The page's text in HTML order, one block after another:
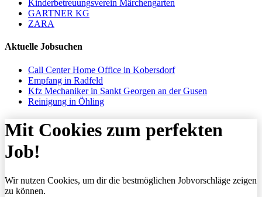
Kinderbetreuungsverein Märchengarten
GARTNER KG
ZARA
Aktuelle Jobsuchen
Call Center Home Office in Kobersdorf
Empfang in Radfeld
Kfz Mechaniker in Sankt Georgen an der Gusen
Reinigung in Öhling
Mit Cookies zum perfekten
Job!
Wir nutzen Cookies, um dir die bestmöglichen Jobvorschläge zeigen
zu können.